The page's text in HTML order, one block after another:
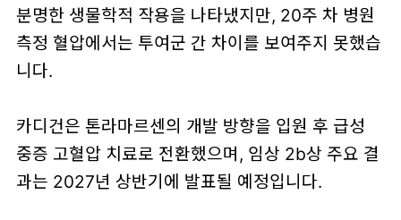
분명한 생물학적 작용을 나타냈지만, 20주 차 병원
측정 혈압에서는 투여군 간 차이를 보여주지 못했습
니다.
카디건은 톤라마르센의 개발 방향을 입원 후 급성
중증 고혈압 치료로 전환했으며, 임상 2b상 주요 결
과는 2027년 상반기에 발표될 예정입니다.